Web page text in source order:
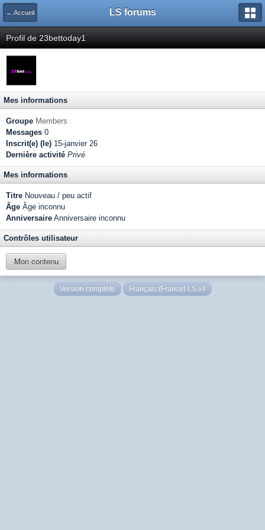
← Accueil LS forums
Profil de 23bettoday1
Mes informations
Groupe Members
Messages 0
Inscrit(e) (le) 15-janvier 26
Dernière activité Privé
Mes informations
Titre Nouveau / peu actif
Âge Âge inconnu
Anniversaire Anniversaire inconnu
Contrôles utilisateur
Mon contenu
Version complète Français (France) LS v4